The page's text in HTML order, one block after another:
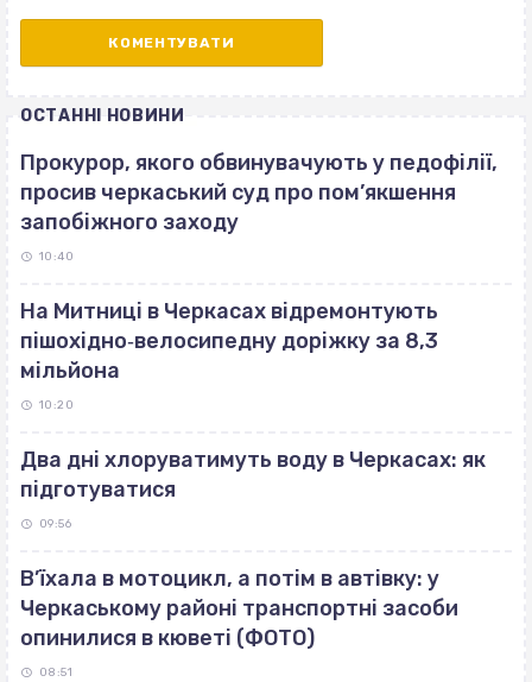
ОСТАННІ НОВИНИ
Прокурор, якого обвинувачують у педофілії,
просив черкаський суд про пом’якшення
запобіжного заходу
10:40
На Митниці в Черкасах відремонтують
пішохідно‐велосипедну доріжку за 8,3
мільйона
10:20
Два дні хлоруватимуть воду в Черкасах: як
підготуватися
09:56
В’їхала в мотоцикл, а потім в автівку: у
Черкаському районі транспортні засоби
опинилися в кюветі (ФОТО)
08:51